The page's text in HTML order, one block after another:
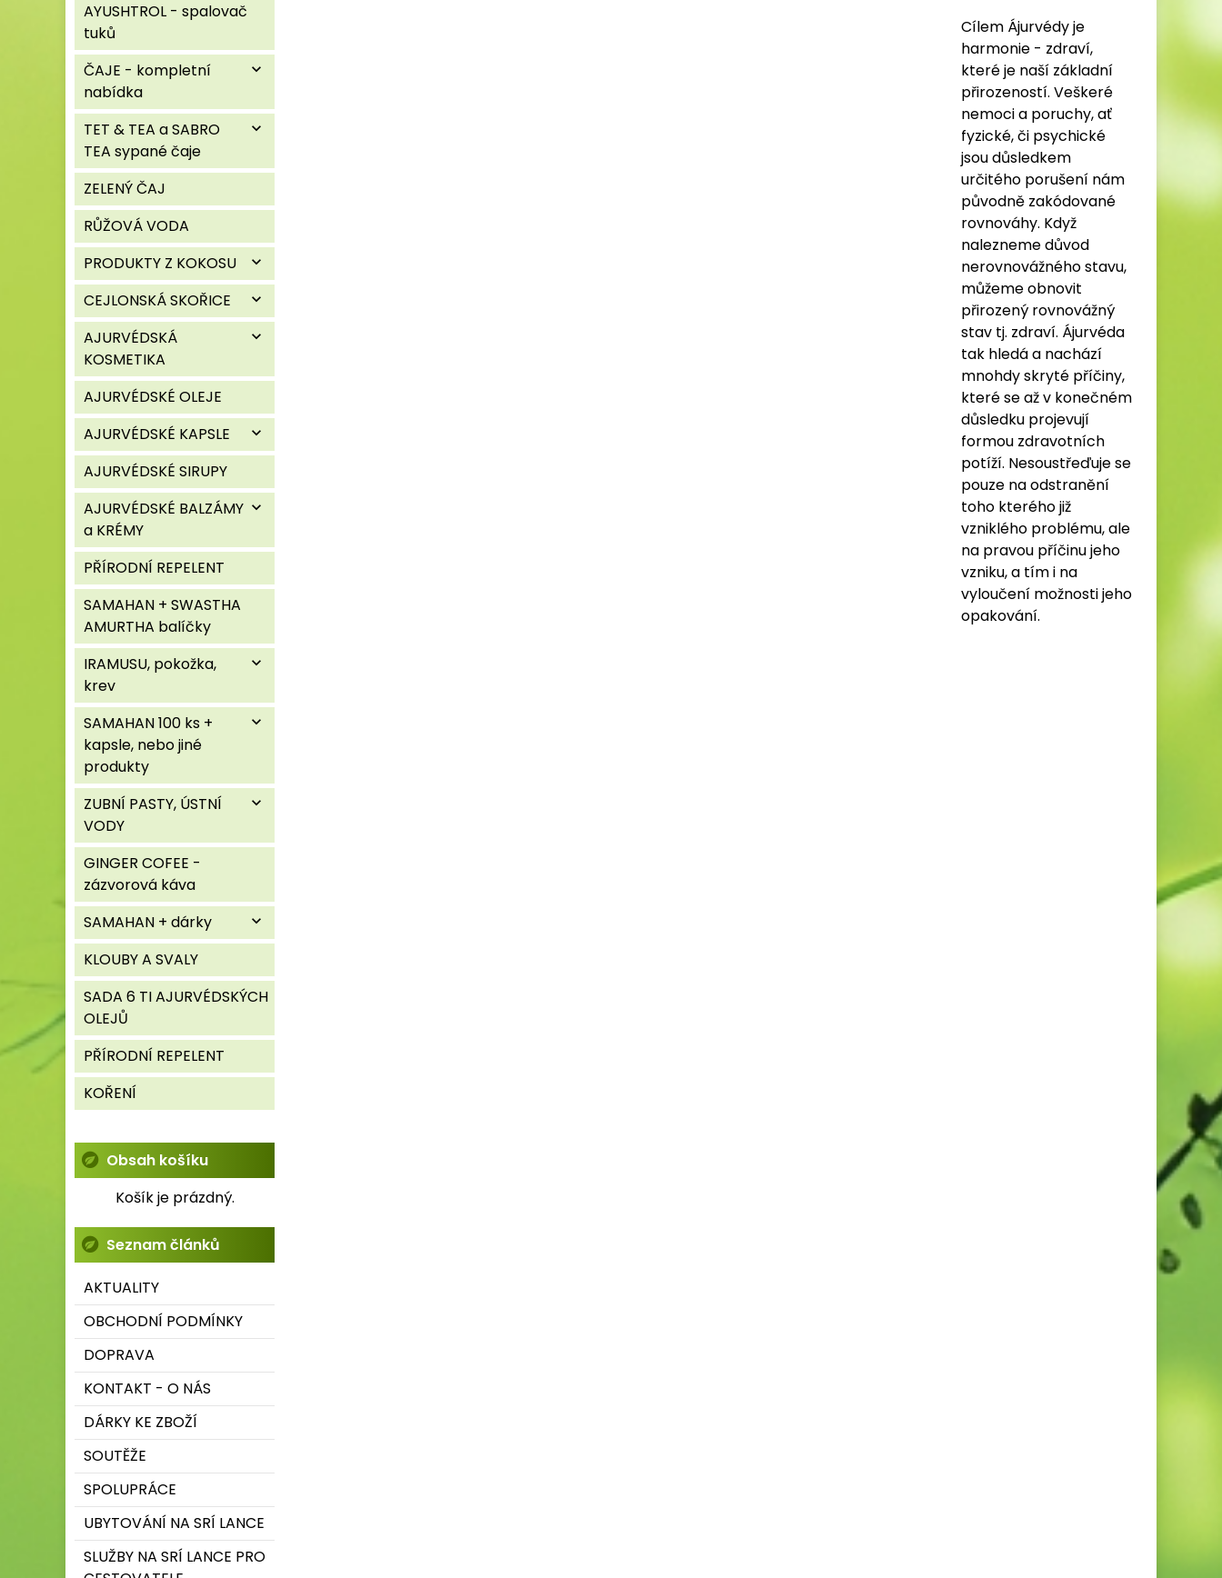
AYUSHTROL - spalovač
tuků
ČAJE - kompletní
nabídka
expand_more
TET & TEA a SABRO
TEA sypané čaje
expand_more
ZELENÝ ČAJ
RŮŽOVÁ VODA
PRODUKTY Z KOKOSU
expand_more
CEJLONSKÁ SKOŘICE expand_more
AJURVÉDSKÁ
KOSMETIKA
expand_more
AJURVÉDSKÉ OLEJE
AJURVÉDSKÉ KAPSLE
expand_more
AJURVÉDSKÉ SIRUPY
AJURVÉDSKÉ BALZÁMY
a KRÉMY
expand_more
PŘÍRODNÍ REPELENT
SAMAHAN + SWASTHA
AMURTHA balíčky
IRAMUSU, pokožka,
krev
expand_more
SAMAHAN 100 ks +
kapsle, nebo jiné
produkty
expand_more
ZUBNÍ PASTY, ÚSTNÍ
VODY
expand_more
GINGER COFEE -
zázvorová káva
SAMAHAN + dárky
expand_more
KLOUBY A SVALY
SADA 6 TI AJURVÉDSKÝCH
OLEJŮ
PŘÍRODNÍ REPELENT
KOŘENÍ
Obsah košíku
Košík je prázdný.
Seznam článků
AKTUALITY
OBCHODNÍ PODMÍNKY
DOPRAVA
KONTAKT - O NÁS
DÁRKY KE ZBOŽÍ
SOUTĚŽE
SPOLUPRÁCE
UBYTOVÁNÍ NA SRÍ LANCE
SLUŽBY NA SRÍ LANCE PRO
Cílem Ájurvédy je
harmonie - zdraví,
které je naší základní
přirozeností. Veškeré
nemoci a poruchy, ať
fyzické, či psychické
jsou důsledkem
určitého porušení nám
původně zakódované
rovnováhy. Když
nalezneme důvod
nerovnovážného stavu,
můžeme obnovit
přirozený rovnovážný
stav tj. zdraví. Ájurvéda
tak hledá a nachází
mnohdy skryté příčiny,
které se až v konečném
důsledku projevují
formou zdravotních
potíží. Nesoustřeďuje se
pouze na odstranění
toho kterého již
vzniklého problému, ale
na pravou příčinu jeho
vzniku, a tím i na
vyloučení možnosti jeho
opakování.